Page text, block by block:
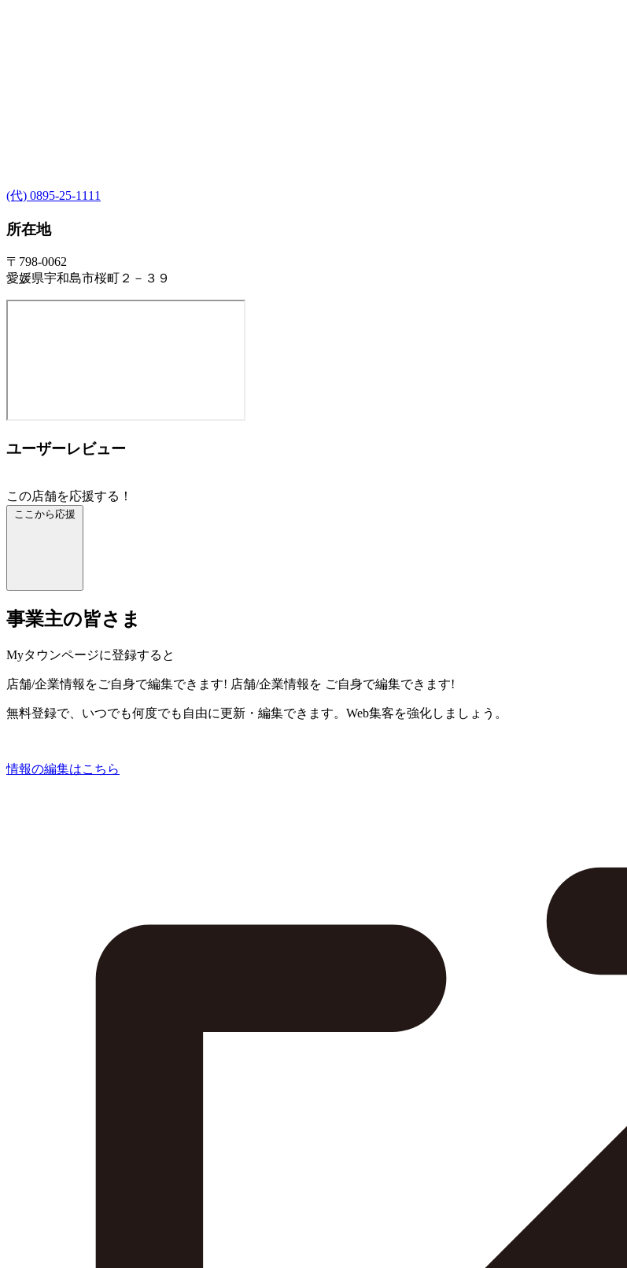
(代) 0895-25-1111
所在地
〒798-0062
愛媛県宇和島市桜町２－３９
ユーザーレビュー
この店舗を応援する！
ここから応援
事業主の皆さま
Myタウンページに登録すると
店舗/企業情報をご自身で編集できます! 店舗/企業情報を ご自身で編集できます!
無料登録で、いつでも何度でも自由に更新・編集できます。Web集客を強化しましょう。
情報の編集はこちら